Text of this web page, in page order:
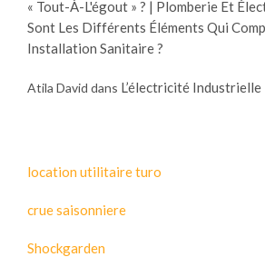
« Tout-À-L'égout » ? | Plomberie Et
Sont Les Différents Éléments Qui
Installation Sanitaire ?
Atila David dans L’électricité Industrielle
location utilitaire turo
crue saisonniere
Shockgarden